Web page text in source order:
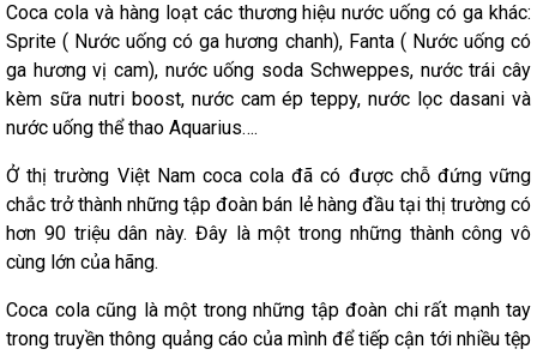
Coca cola và hàng loạt các thương hiệu nước uống có ga khác:
Sprite ( Nước uống có ga hương chanh), Fanta ( Nước uống có
ga hương vị cam), nước uống soda Schweppes, nước trái cây
kèm sữa nutri boost, nước cam ép teppy, nước lọc dasani và
nước uống thể thao Aquarius….
Ở thị trường Việt Nam coca cola đã có được chỗ đứng vững
chắc trở thành những tập đoàn bán lẻ hàng đầu tại thị trường có
hơn 90 triệu dân này. Đây là một trong những thành công vô
cùng lớn của hãng.
Coca cola cũng là một trong những tập đoàn chi rất mạnh tay
trong truyền thông quảng cáo của mình để tiếp cận tới nhiều tệp